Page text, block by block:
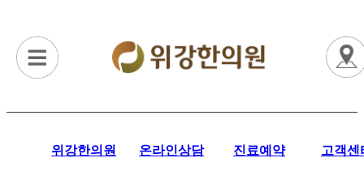
위강한의원 온라인상담 진료예약 고객센